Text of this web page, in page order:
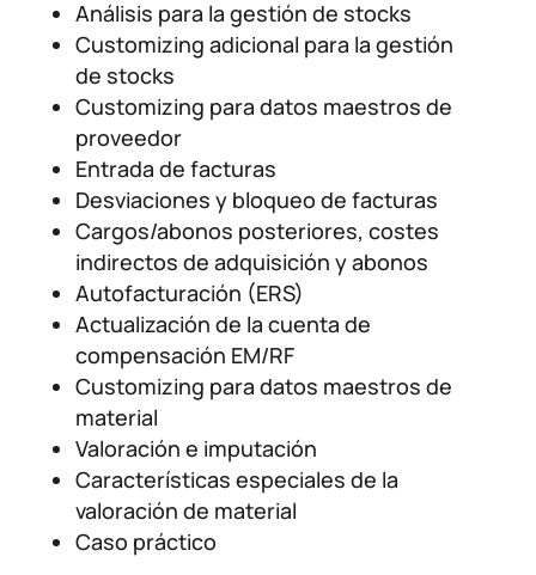
Análisis para la gestión de stocks
Customizing adicional para la gestión
de stocks
Customizing para datos maestros de
proveedor
Entrada de facturas
Desviaciones y bloqueo de facturas
Cargos/abonos posteriores, costes
indirectos de adquisición y abonos
Autofacturación (ERS)
Actualización de la cuenta de
compensación EM/RF
Customizing para datos maestros de
material
Valoración e imputación
Características especiales de la
valoración de material
Caso práctico